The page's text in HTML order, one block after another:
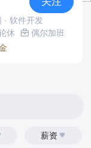
· 软件开发
休
偶尔加班
薪资